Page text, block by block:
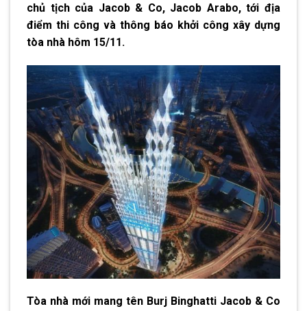
chủ tịch của Jacob & Co, Jacob Arabo, tới địa
điểm thi công và thông báo khởi công xây dựng
tòa nhà hôm 15/11.
Tòa nhà mới mang tên Burj Binghatti Jacob & Co